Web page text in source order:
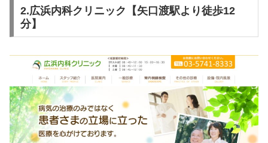
2.広浜内科クリニック【矢口渡駅より徒歩12
分】